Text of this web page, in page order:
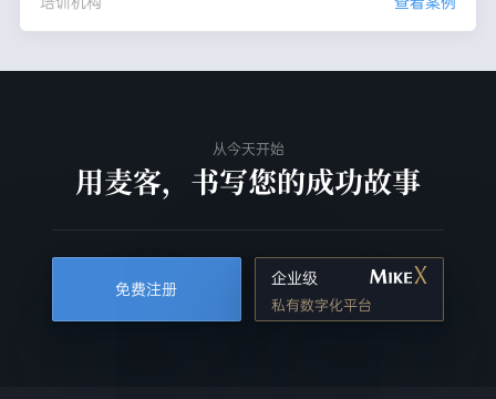
从今天开始
用麦客，书写您的成功故事
免费注册
企业级
私有数字化平台